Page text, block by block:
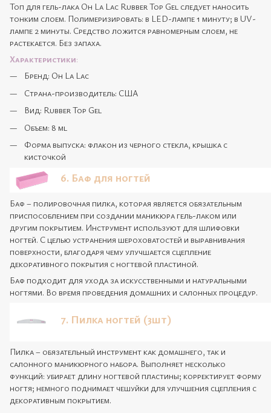
Топ для гель-лака Oh La Lac Rubber Top Gel следует наносить
тонким слоем. Полимеризировать: в LED-лампе 1 минуту; в UV-
лампе 2 минуты. Средство ложится равномерным слоем, не
растекается. Без запаха.
Характеристики:
Бренд: Oh La Lac
Страна-производитель: США
Вид: Rubber Top Gel
Объем: 8 ml
Форма выпуска: флакон из черного стекла, крышка с
кисточкой
6. Баф для ногтей
Баф – полировочная пилка, которая является обязательным
приспособлением при создании маникюра гель-лаком или
другим покрытием. Инструмент используют для шлифовки
ногтей. С целью устранения шероховатостей и выравнивания
поверхности, благодаря чему улучшается сцепление
декоративного покрытия с ногтевой пластиной.
Баф подходит для ухода за искусственными и натуральными
ногтями. Во время проведения домашних и салонных процедур.
7. Пилка ногтей (3шт)
Пилка – обязательный инструмент как домашнего, так и
салонного маникюрного набора. Выполняет несколько
функций: убирает длину ногтевой пластины; корректирует форму
ногтя; немного поднимает чешуйки для улучшения сцепления с
декоративным покрытием.